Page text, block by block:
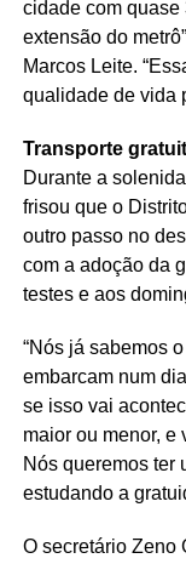
cidade com quase
extensão do
Marcos Leite.
qualidade de vida
Transporte
Durante a
frisou que o
outro passo no
com a adoção da
testes e aos
“Nós já sabemos
embarcam num
se isso vai
maior ou menor, e
Nós queremos ter
estudando a
O secretário Zeno